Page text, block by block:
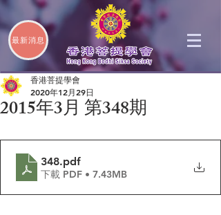
最新消息
2015年3月 第348期
香港菩提學會
2020年12月29日
348.pdf
下載 PDF • 7.43MB